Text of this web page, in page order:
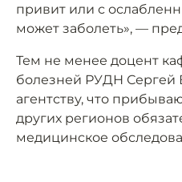
привит или с
может заболеть», —
Тем не менее доцент
болезней РУДН Сергей
агентству, что
других регионов
медицинское